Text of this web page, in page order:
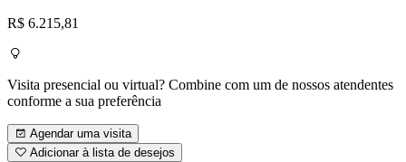
R$ 6.215,81
Visita presencial ou virtual? Combine com um de nossos atendentes
conforme a sua preferência
Agendar uma visita
Adicionar à lista de desejos